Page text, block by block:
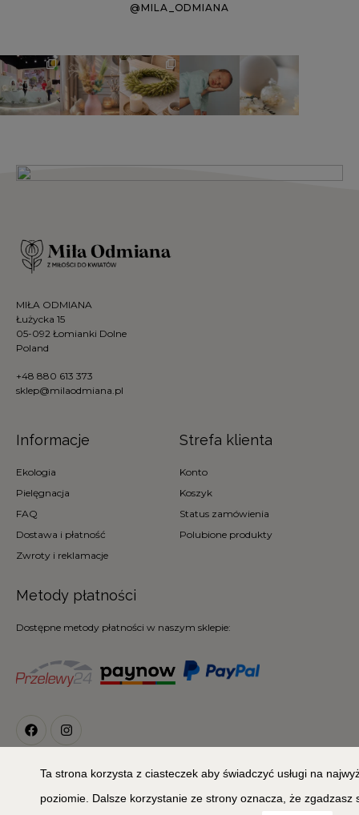
@MILA_ODMIANA
MIŁA ODMIANA
Łużycka 15
05-092 Łomianki Dolne
Poland
+48 880 613 373
sklep@milaodmiana.pl
Informacje
Ekologia
Pielęgnacja
FAQ
Dostawa i płatność
Zwroty i reklamacje
Strefa klienta
Konto
Koszyk
Status zamówienia
Polubione produkty
Metody płatności
Dostępne metody płatności w naszym sklepie:
Copyright 2020 © MIŁA ODMIANA. All Rights Reserved
Ta strona korzysta z ciasteczek aby świadczyć usługi na
poziomie. Dalsze korzystanie ze strony oznacza, że zgadzasz